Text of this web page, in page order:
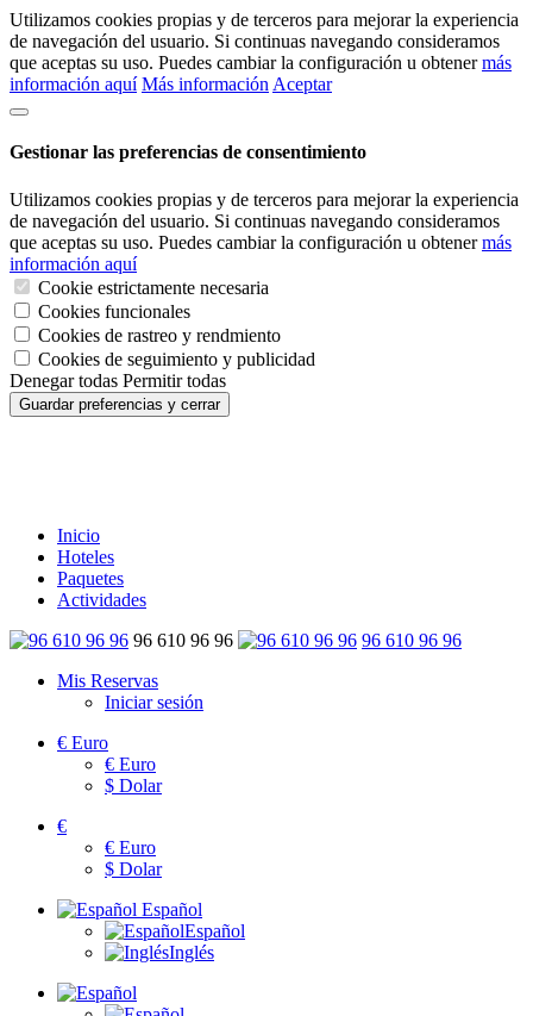
Utilizamos cookies propias y de terceros para mejorar la experiencia
de navegación del usuario. Si continuas navegando consideramos
que aceptas su uso. Puedes cambiar la configuración u obtenermás
información aquí Más información Aceptar
Gestionar las preferencias de consentimiento
Utilizamos cookies propias y de terceros para mejorar la experiencia
de navegación del usuario. Si continuas navegando consideramos
que aceptas su uso. Puedes cambiar la configuración u obtenermás
información aquí
Cookie estrictamente necesaria
Cookies funcionales
Cookies de rastreo y rendmiento
Cookies de seguimiento y publicidad
Denegar todas Permitir todas
Guardar preferencias y cerrar
Inicio
Hoteles
Paquetes
Actividades
96 610 96 96
96 610 96 96
Mis Reservas
Iniciar sesión
€ Euro
€ Euro
$ Dolar
€
€ Euro
$ Dolar
Español
Español
Inglés